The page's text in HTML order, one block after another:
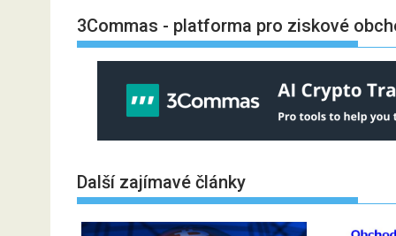
3Commas - platforma pro ziskové
Další zajímavé články